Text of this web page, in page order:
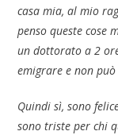
casa mia, al mio
penso queste cose
un dottorato a 2
emigrare e non
Quindi sì, sono
sono triste per chi